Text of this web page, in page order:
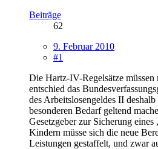
Beiträge
62
9. Februar 2010
#1
Die Hartz-IV-Regelsätze
entschied das
des Arbeitslosengeldes II
besonderen Bedarf geltend
Gesetzgeber zur Sicherung
Kindern müsse sich die neue
Leistungen gestaffelt, und zwar